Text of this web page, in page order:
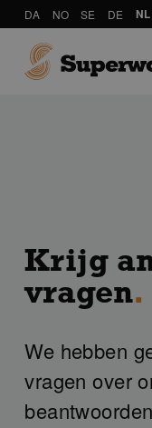
DA NO SE DE NL
Krijg
vragen.
We hebben
vragen over